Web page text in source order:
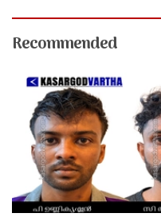
Recommended